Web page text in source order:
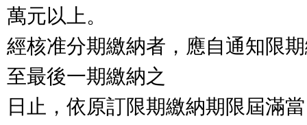
萬元以上。
經核准分期繳納者，應自通知限
至最後一期繳納之
日止，依原訂限期繳納期限屆滿